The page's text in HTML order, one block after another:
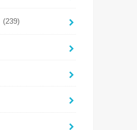
(239)